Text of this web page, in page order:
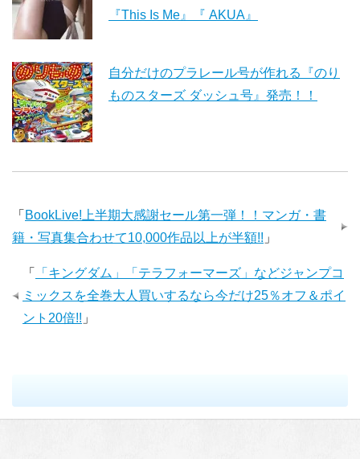
『This Is Me』『 AKUA』
自分だけのプラレール号が作れる『のり
ものスターズ ダッシュ号』発売！！
「 BookLive!上半期大感謝セール第一弾！！マンガ・書
籍・写真集合わせて10,000作品以上が半額!! 」
「
「キングダム」「テラフォーマーズ」などジャンプコ
ミックスを全巻大人買いするなら今だけ25％オフ＆ポイ
ント20倍!! 」